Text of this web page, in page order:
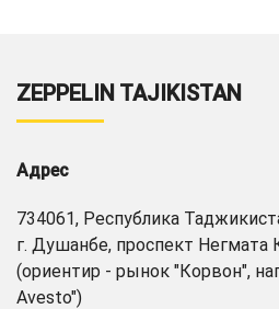
ZEPPELIN TAJIKISTAN
Адрес
734061, Республика
г. Душанбе, проспект Негмата
(ориентир - рынок "Корвон",
Avesto")